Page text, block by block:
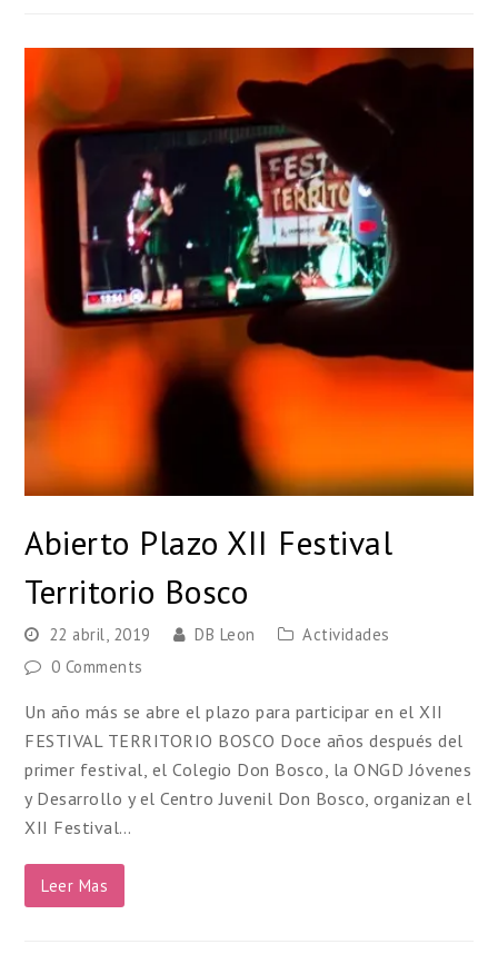
Abierto Plazo XII Festival
Territorio Bosco
22 abril, 2019 DB Leon
Actividades
0 Comments
Un año más se abre el plazo para participar en el XII
FESTIVAL TERRITORIO BOSCO Doce años después del
primer festival, el Colegio Don Bosco, la ONGD Jóvenes
y Desarrollo y el Centro Juvenil Don Bosco, organizan el
XII Festival…
Leer Mas